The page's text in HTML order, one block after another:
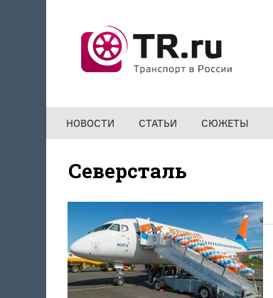
НОВОСТИ СТАТЬИ СЮЖЕТЫ
Северсталь